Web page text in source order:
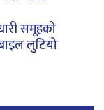
समूहको
लुटियो